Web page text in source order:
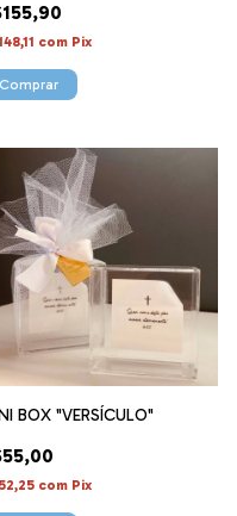
com Pix
BOX "VERSÍCULO"
com Pix